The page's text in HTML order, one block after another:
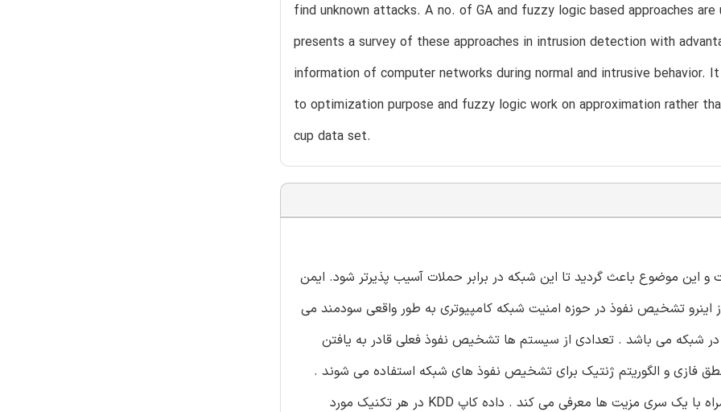
find unknown attacks. A no. of GA and fuzzy logic based approaches
presents a survey of these approaches in intrusion detection with
information of computer networks during normal and intrusive
to optimization purpose and fuzzy logic work on approximation rather
cup data set.
این موضوع باعث گردید تا این شبکه در برابر حملات آسیب پذیرتر شود. ایمن
تشخیص نفوذ در حوزه امنیت شبکه کامپیوتری به طور واقعی سودمند می
شبکه می باشد . تعدادی از سیستم ها تشخیص نفوذ فعلی قادر به یافتن
فازی و الگوریتم ژنتیک برای تشخیص نفوذ های شبکه استفاده می شوند .
مقاله حاضر یک تحقیقی را از این رویکرد ها در تشخیص نفوذ همراه با یک سری مزیت ها معرفی می کند . داده کاپ KDD در هر تکنیک مورد